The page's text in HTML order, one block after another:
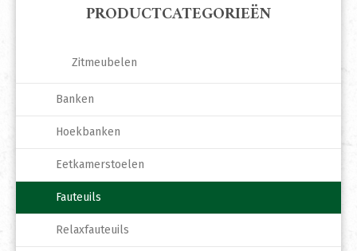
PRODUCTCATEGORIEËN
Zitmeubelen
Banken
Hoekbanken
Eetkamerstoelen
Fauteuils
Relaxfauteuils